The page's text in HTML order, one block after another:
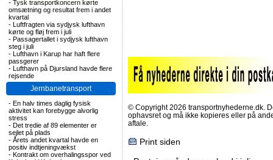
- Tysk transportkoncern kørte
omsætning og resultat frem i andet
kvartal
- Luftfragten via sydjysk lufthavn
kørte og fløj frem i juli
- Passagertallet i sydjysk lufthavn
steg i juli
- Lufthavn i Karup har haft flere
passgerer
- Lufthavn på Djursland havde flere
rejsende
Jernbanetransport
- En halv times daglig fysisk
aktivitet kan forebygge alvorlig
stress
- Det tredie af 89 elementer er
sejlet på plads
- Årets andet kvartal havde en
positiv indtjeningvækst
- Kontrakt om overhalingsspor ved
© Copyright 2026 transportnyhederne.dk.
ophavsret og må ikke kopieres eller på
aftale.
Print siden